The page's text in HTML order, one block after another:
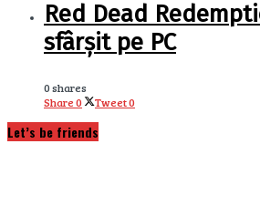
Red Dead
sfârșit pe PC
0 shares
Share0 Tweet0
Let’s be friends